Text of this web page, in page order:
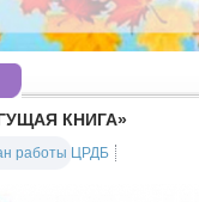
КНИГА»
работы ЦРДБ